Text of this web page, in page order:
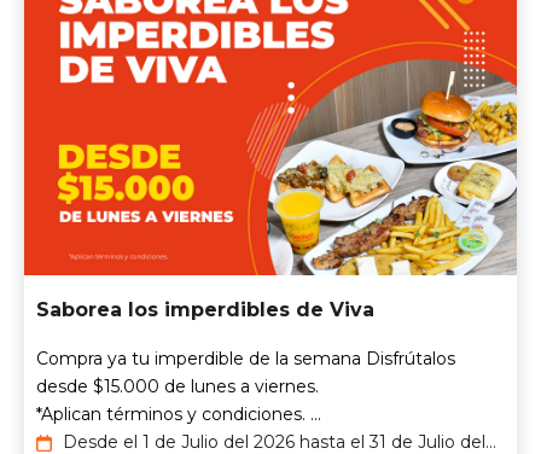
Saborea los imperdibles de Viva
Compra ya tu imperdible de la semana Disfrútalos
desde $15.000 de lunes a viernes.
*Aplican términos y condiciones. ...
Desde el 1 de Julio del 2026 hasta el 31 de Julio del